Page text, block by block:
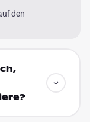
den